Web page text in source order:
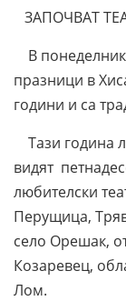
ЗАПОЧВАТ
В понеделник
празници в
години и са
Тази година
видят
любителски
Перущица,
село Орешак,
Козаревец,
Лом.